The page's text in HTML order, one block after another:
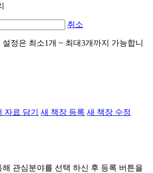
취소
정은 최소1개 ~ 최대3개까지 가능합니
자료 담기 새 책장 등록 새 책장 수정
해 관심분야를 선택 하신 후 등록 버튼을